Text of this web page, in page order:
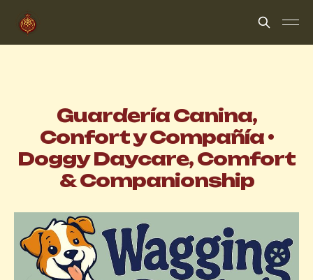
Guardería Canina,
Confort y Compañía •
Doggy Daycare, Comfort
& Companionship